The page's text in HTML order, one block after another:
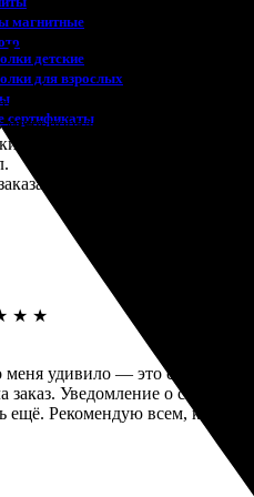
магнитные
детские
для взрослых
сертификаты
★
компанией, когда искала,
порадовал, а цена
дней мне пришло
ещё несколько
★ ★
удивило — это скорость
Уведомление о статусе
ещё. Рекомендую всем, кто